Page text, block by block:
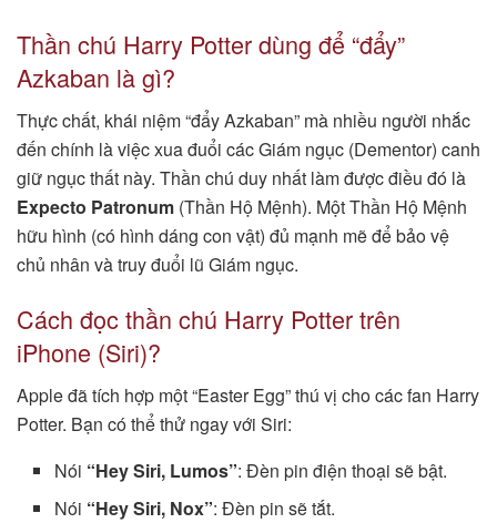
Thần chú Harry Potter dùng để “đẩy”
Azkaban là gì?
Thực chất, khái niệm “đẩy Azkaban” mà nhiều người nhắc
đến chính là việc xua đuổi các Giám ngục (Dementor) canh
giữ ngục thất này. Thần chú duy nhất làm được điều đó là
Expecto Patronum (Thần Hộ Mệnh). Một Thần Hộ Mệnh
hữu hình (có hình dáng con vật) đủ mạnh mẽ để bảo vệ
chủ nhân và truy đuổi lũ Giám ngục.
Cách đọc thần chú Harry Potter trên
iPhone (Siri)?
Apple đã tích hợp một “Easter Egg” thú vị cho các fan Harry
Potter. Bạn có thể thử ngay với Siri:
Nói “Hey Siri, Lumos”: Đèn pin điện thoại sẽ bật.
Nói “Hey Siri, Nox”: Đèn pin sẽ tắt.